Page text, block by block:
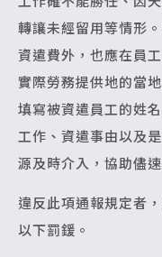
轉讓未經留用等情形
資遣費外，也應在員
實際勞務提供地的當
填寫被資遣員工的姓
工作、資遣事由以及
源及時介入，協助儘
違反此項通報規定者
以下罰鍰。